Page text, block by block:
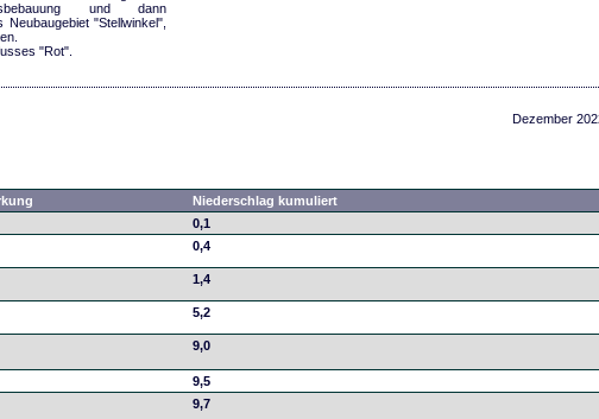
und dann
"Stellwinkel",
"Rot".
Dezember
Niederschlag kumuliert
0,1
0,4
1,4
5,2
9,0
9,5
9,7